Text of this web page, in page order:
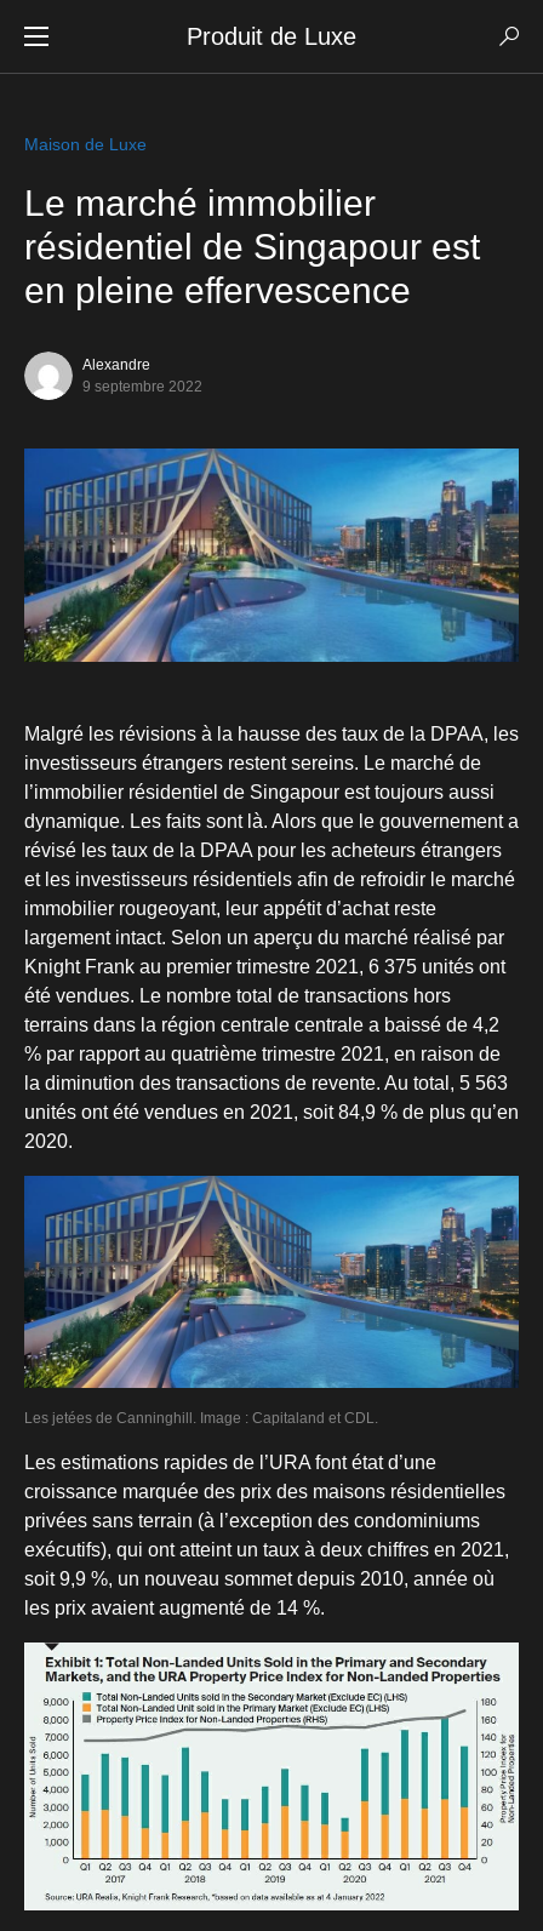
Produit de Luxe
Maison de Luxe
Le marché immobilier
résidentiel de Singapour est
en pleine effervescence
Alexandre
9 septembre 2022
Malgré les révisions à la hausse des taux de la DPAA, les
investisseurs étrangers restent sereins. Le marché de
l’immobilier résidentiel de Singapour est toujours aussi
dynamique. Les faits sont là. Alors que le gouvernement a
révisé les taux de la DPAA pour les acheteurs étrangers
et les investisseurs résidentiels afin de refroidir le marché
immobilier rougeoyant, leur appétit d’achat reste
largement intact. Selon un aperçu du marché réalisé par
Knight Frank au premier trimestre 2021, 6 375 unités ont
été vendues. Le nombre total de transactions hors
terrains dans la région centrale centrale a baissé de 4,2
% par rapport au quatrième trimestre 2021, en raison de
la diminution des transactions de revente. Au total, 5 563
unités ont été vendues en 2021, soit 84,9 % de plus qu’en
2020.
Les jetées de Canninghill. Image : Capitaland et CDL.
Les estimations rapides de l’URA font état d’une
croissance marquée des prix des maisons résidentielles
privées sans terrain (à l’exception des condominiums
exécutifs), qui ont atteint un taux à deux chiffres en 2021,
soit 9,9 %, un nouveau sommet depuis 2010, année où
les prix avaient augmenté de 14 %.